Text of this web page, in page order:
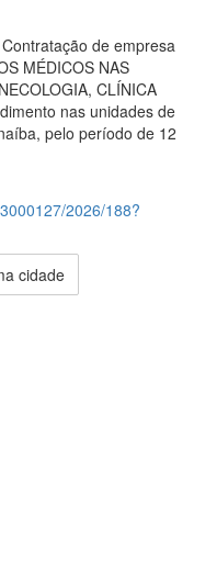
de empresa
MÉDICOS NAS
CLÍNICA
nas unidades de
pelo período de 12
2026/188?
cidade